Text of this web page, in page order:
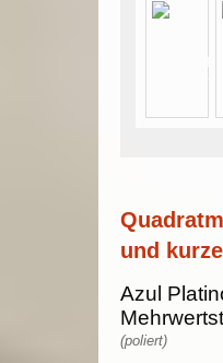
und
Azul
(poliert)